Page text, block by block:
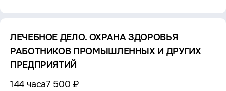
ЛЕЧЕБНОЕ ДЕЛО. ОХРАНА ЗДОРОВЬЯ
РАБОТНИКОВ ПРОМЫШЛЕННЫХ И ДРУГИХ
ПРЕДПРИЯТИЙ
144 часа7 500 ₽